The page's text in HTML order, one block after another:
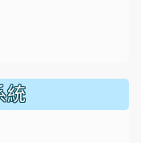
統